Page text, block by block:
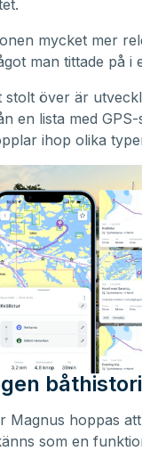
mycket mer
man tittade på i
stolt över är
en lista med
ihop olika
Magnus hoppas
som en